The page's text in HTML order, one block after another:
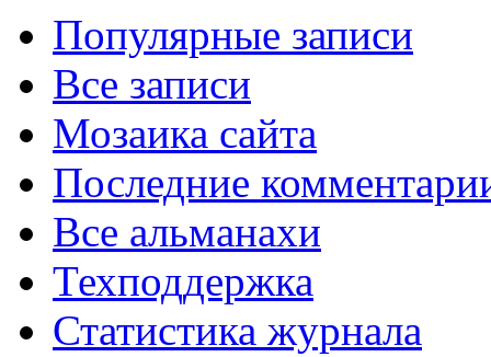
Популярные записи
Все записи
Мозаика сайта
Последние
Все альманахи
Техподдержка
Статистика журнала